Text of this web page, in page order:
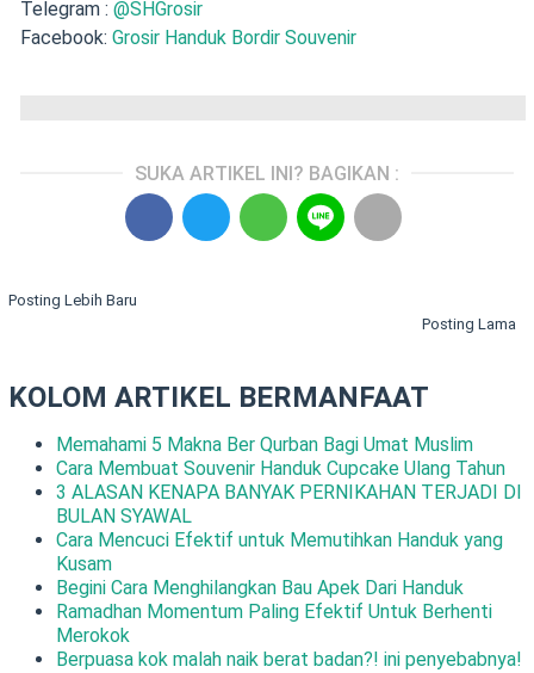
Telegram : @SHGrosir
Facebook: Grosir Handuk Bordir Souvenir
SUKA ARTIKEL INI? BAGIKAN :
Posting Lebih Baru
Posting Lama
KOLOM ARTIKEL BERMANFAAT
Memahami 5 Makna Ber Qurban Bagi Umat Muslim
Cara Membuat Souvenir Handuk Cupcake Ulang Tahun
3 ALASAN KENAPA BANYAK PERNIKAHAN TERJADI DI
BULAN SYAWAL
Cara Mencuci Efektif untuk Memutihkan Handuk yang
Kusam
Begini Cara Menghilangkan Bau Apek Dari Handuk
Ramadhan Momentum Paling Efektif Untuk Berhenti
Merokok
Berpuasa kok malah naik berat badan?! ini penyebabnya!